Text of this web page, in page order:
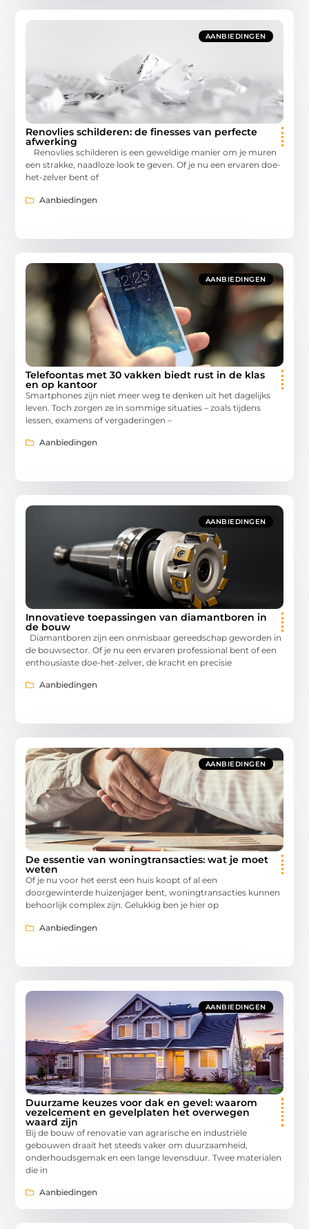
AANBIEDINGEN
Renovlies schilderen: de finesses van perfecte
afwerking
Renovlies schilderen is een geweldige manier om je muren
een strakke, naadloze look te geven. Of je nu een ervaren doe-
het-zelver bent of
Aanbiedingen
AANBIEDINGEN
Telefoontas met 30 vakken biedt rust in de klas
en op kantoor
Smartphones zijn niet meer weg te denken uit het dagelijks
leven. Toch zorgen ze in sommige situaties – zoals tijdens
lessen, examens of vergaderingen –
Aanbiedingen
AANBIEDINGEN
Innovatieve toepassingen van diamantboren in
de bouw
Diamantboren zijn een onmisbaar gereedschap geworden in
de bouwsector. Of je nu een ervaren professional bent of een
enthousiaste doe-het-zelver, de kracht en precisie
Aanbiedingen
AANBIEDINGEN
De essentie van woningtransacties: wat je moet
weten
Of je nu voor het eerst een huis koopt of al een
doorgewinterde huizenjager bent, woningtransacties kunnen
behoorlijk complex zijn. Gelukkig ben je hier op
Aanbiedingen
AANBIEDINGEN
Duurzame keuzes voor dak en gevel: waarom
vezelcement en gevelplaten het overwegen
waard zijn
Bij de bouw of renovatie van agrarische en industriële
gebouwen draait het steeds vaker om duurzaamheid,
onderhoudsgemak en een lange levensduur. Twee materialen
die in
Aanbiedingen